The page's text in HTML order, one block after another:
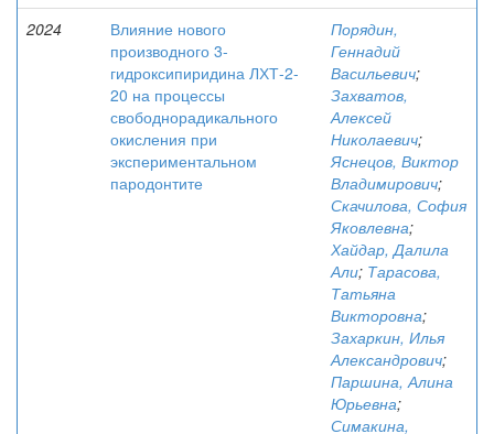
2024
Влияние нового
производного 3-
гидроксипиридина ЛХТ-2-
20 на процессы
свободнорадикального
окисления при
экспериментальном
пародонтите
Порядин,
Геннадий
Васильевич;
Захватов,
Алексей
Николаевич;
Яснецов, Виктор
Владимирович;
Скачилова, София
Яковлевна;
Хайдар, Далила
Али; Тарасова,
Татьяна
Викторовна;
Захаркин, Илья
Александрович;
Паршина, Алина
Юрьевна;
Симакина,